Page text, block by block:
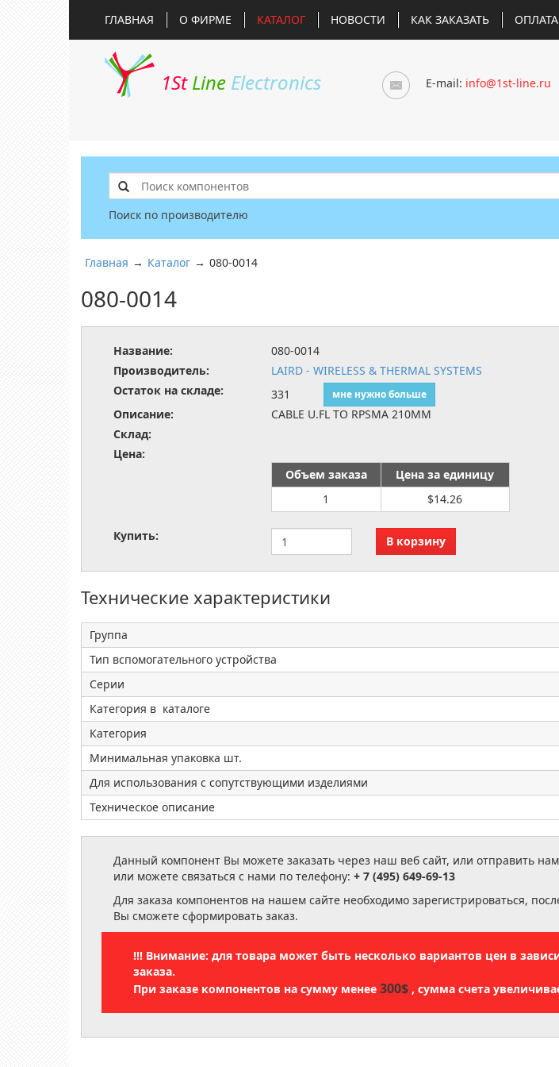
ГЛАВНАЯ О ФИРМЕ КАТАЛОГ НОВОСТИ КАК ЗАКАЗАТЬ
1St Line Electronics E-mail: info@1st-line.ru
Поиск по производителю
Главная → Каталог → 080-0014
080-0014
Название:
080-0014
Производитель:
LAIRD - WIRELESS & THERMAL SYSTEMS
Остаток на складе:
331 мне нужно больше
Описание:
CABLE U.FL TO RPSMA 210MM
Склад:
Цена:
Объем заказа
Цена за единицу
1
$14.26
Купить:
Технические характеристики
Группа
Тип вспомогательного устройства
Серии
Категория в каталоге
Категория
Минимальная упаковка шт.
Для использования с сопутствующими изделиями
Техническое описание
Данный компонент Вы можете заказать через наш веб сайт, или отправить
или можете связаться с нами по телефону: + 7 (495) 649-69-13
Для заказа компонентов на нашем сайте необходимо зарегистрироваться,
Вы сможете сформировать заказ.
!!! Внимание: для товара может быть несколько вариантов цен в
заказа.
При заказе компонентов на сумму менее 300$ , сумма счета